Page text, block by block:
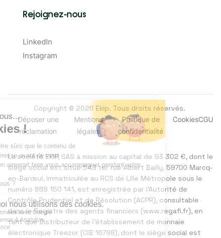
Rejoignez-nous
LinkedIn
Instagram
Copyright © 2026 Ekip. Tous droits réservés.
Déposer une
réclamation
Mentions
légales
Politique de
confidentialité
CookiesCGU
La société EKIP, SAS à mission au capital de 93 302 €, dont le
siège social est situé 549 ter rue Albert Bailly, 59700 Marcq-
en-Barœul, immatriculée au RCS de Lille Métropole sous le
numéro 888 150 141, est enregistrée par l’Autorité de
Contrôle Prudentiel et de Résolution (ACPR), consultable
dans le Registre des agents financiers (www.regafi.fr), en
tant que Distributeur de l’établissement de monnaie
électronique Treezor (CIB 16798), dont le siège social est